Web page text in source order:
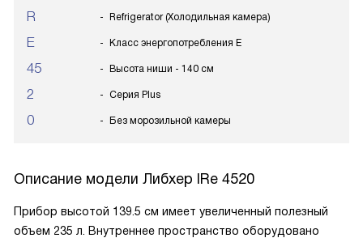
R Refrigerator (Холодильная камера)
E Класс энергопотребления E
45 Высота ниши - 140 см
2 Серия Plus
0 Без морозильной камеры
Описание модели Либхер IRe 4520
Прибор высотой 139.5 см имеет увеличенный полезный
объем 235 л. Внутреннее пространство оборудовано